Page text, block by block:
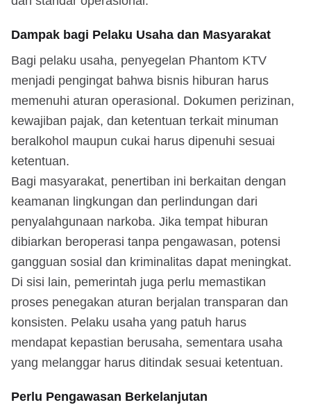
Dampak bagi Pelaku Usaha dan Masyarakat
Bagi pelaku usaha, penyegelan Phantom KTV
menjadi pengingat bahwa bisnis hiburan harus
memenuhi aturan operasional. Dokumen perizinan,
kewajiban pajak, dan ketentuan terkait minuman
beralkohol maupun cukai harus dipenuhi sesuai
ketentuan.
Bagi masyarakat, penertiban ini berkaitan dengan
keamanan lingkungan dan perlindungan dari
penyalahgunaan narkoba. Jika tempat hiburan
dibiarkan beroperasi tanpa pengawasan, potensi
gangguan sosial dan kriminalitas dapat meningkat.
Di sisi lain, pemerintah juga perlu memastikan
proses penegakan aturan berjalan transparan dan
konsisten. Pelaku usaha yang patuh harus
mendapat kepastian berusaha, sementara usaha
yang melanggar harus ditindak sesuai ketentuan.
Perlu Pengawasan Berkelanjutan